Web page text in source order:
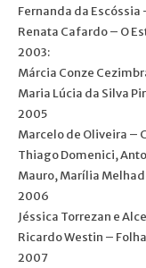
Fernanda da Escóssia
Renata Cafardo – O
2003:
Márcia Conze
Maria Lúcia da Silva
2005
Marcelo de Oliveira –
Thiago Domenici,
Mauro, Marília
2006
Jéssica Torrezan e
Ricardo Westin –
2007